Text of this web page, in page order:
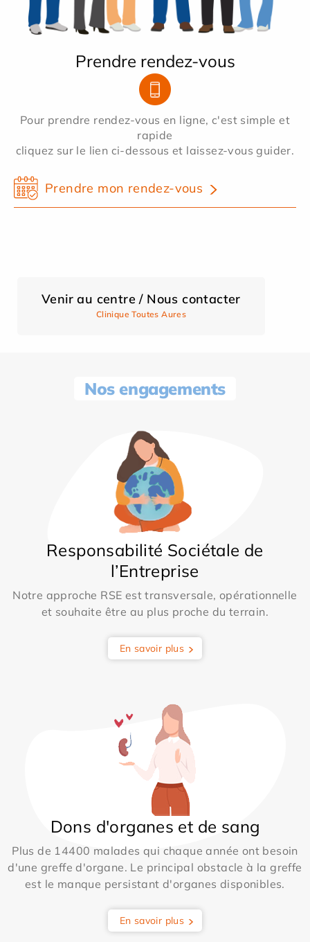
Prendre rendez-vous
Pour prendre rendez-vous en ligne, c'est simple et
rapide
cliquez sur le lien ci-dessous et laissez-vous guider.
Prendre mon rendez-vous
Venir au centre / Nous contacter
Clinique Toutes Aures
Nos engagements
Responsabilité Sociétale de
l’Entreprise
Notre approche RSE est transversale, opérationnelle
et souhaite être au plus proche du terrain.
En savoir plus
Dons d'organes et de sang
Plus de 14400 malades qui chaque année ont besoin
d'une greffe d'organe. Le principal obstacle à la greffe
est le manque persistant d'organes disponibles.
En savoir plus